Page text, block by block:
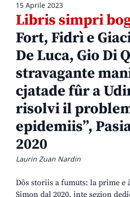
15 Aprile 2023
Libris simpri
Fort, Fidrì e
De Luca, Gio Di
stravagante
cjatade fûr a
risolvi il
epidemiis”,
2020
Laurin Zuan Nardin
Dôs storiis a fumuts: la prime e
Simon dal 2020, inte sezion